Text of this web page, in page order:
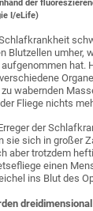
der
I/eLife)
Blutzellen umher,
hat.
wabernden
Fliege nichts
der
sie sich in großer
aber trotzdem
einen
ins Blut des